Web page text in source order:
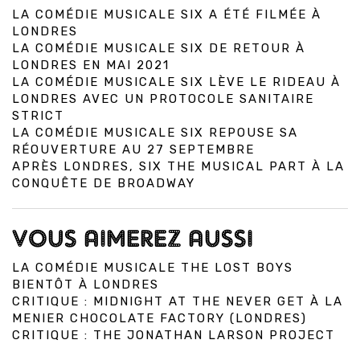
LA COMÉDIE MUSICALE SIX A ÉTÉ FILMÉE À
LONDRES
LA COMÉDIE MUSICALE SIX DE RETOUR À
LONDRES EN MAI 2021
LA COMÉDIE MUSICALE SIX LÈVE LE RIDEAU À
LONDRES AVEC UN PROTOCOLE SANITAIRE
STRICT
LA COMÉDIE MUSICALE SIX REPOUSE SA
RÉOUVERTURE AU 27 SEPTEMBRE
APRÈS LONDRES, SIX THE MUSICAL PART À LA
CONQUÊTE DE BROADWAY
VOUS AIMEREZ AUSSI
LA COMÉDIE MUSICALE THE LOST BOYS
BIENTÔT À LONDRES
CRITIQUE : MIDNIGHT AT THE NEVER GET À LA
MENIER CHOCOLATE FACTORY (LONDRES)
CRITIQUE : THE JONATHAN LARSON PROJECT